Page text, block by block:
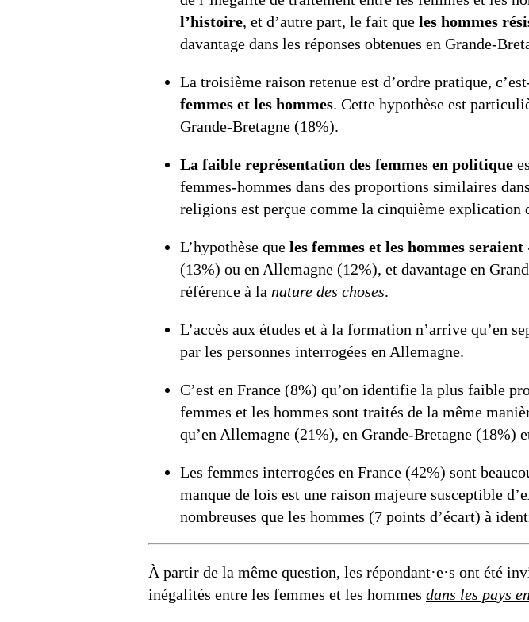
l’histoire, et d’autre part, le fait que les hommes
davantage dans les réponses obtenues en Grande-
La troisième raison retenue est d’ordre pratique,
femmes et les hommes. Cette hypothèse est
Grande-Bretagne (18%).
La faible représentation des femmes en politique
femmes-hommes dans des proportions similaires
religions est perçue comme la cinquième explication
L’hypothèse que les femmes et les hommes
(13%) ou en Allemagne (12%), et davantage en
référence à la nature des choses.
L’accès aux études et à la formation n’arrive qu’en
par les personnes interrogées en Allemagne.
C’est en France (8%) qu’on identifie la plus faible
femmes et les hommes sont traités de la même
qu’en Allemagne (21%), en Grande-Bretagne (18%)
Les femmes interrogées en France (42%) sont
manque de lois est une raison majeure susceptible
nombreuses que les hommes (7 points d’écart) à
À partir de la même question, les répondant·e·s ont été
inégalités entre les femmes et les hommes dans les pays